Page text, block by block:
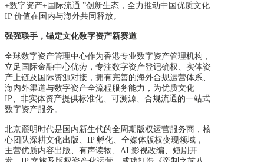
+数字资产+国际流通 ”创新生态，全力推动中国优质文化
IP 价值在国内与海外共同释放。
强强联手，锚定文化数字资产新赛道
全球数字资产管理中心作为香港专业数字资产管理机构，
立足国际金融中心优势，专注数字资产登记确权、实体资
产上链及国际资源对接，拥有完善的海外合规运营体系、
海内外渠道与数字资产全流程服务能力，为优质文化
IP、非实体资产提供标准化、可溯源、合规流通的一站式
数字资产服务。
北京麓明时代是国内新生代的全周期版权运营服务商，核
心团队深耕文化出版、IP 孵化、全媒体版权变现领域，
主营优质内容出版、有声读物、AI 影视改编、短剧开